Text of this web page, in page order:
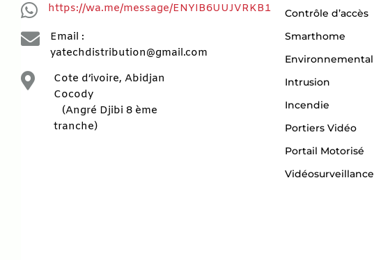
 https://wa.me/message/ENYIB6UUJVRKB1

Email :
yatechdistribution@gmail.com

Cote d’ivoire, Abidjan
Cocody
(Angré Djibi 8 ème
tranche)
Contrôle d’accès
Smarthome
Environnemental
Intrusion
Incendie
Portiers Vidéo
Portail Motorisé
Vidéosurveillance